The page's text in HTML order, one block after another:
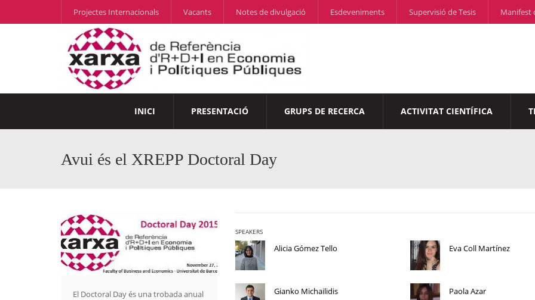
Projectes Internacionals Vacants Notes de divulgació Esdeveniments Supervisió de Tesis Manifest
INICI PRESENTACIÓ GRUPS DE RECERCA ACTIVITAT CIENTÍFICA
Avui és el XREPP Doctoral Day
El Doctoral Day és una trobada anual
SPEAKERS
Alicia Gómez Tello Eva Coll Martínez
Gianko Michailidis Paola Azar